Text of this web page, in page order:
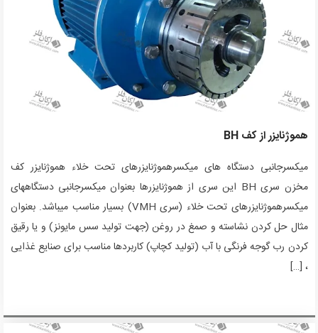
هموژنایزر از کف BH
میکسرجانبی دستگاه های میکسرهموژنایزرهای تحت خلاء هموژنایزر کف
مخزن سری BH این سری از هموژنایزرها بعنوان میکسرجانبی دستگاههای
میکسرهموژنایزرهای تحت خلاء (سری VMH) بسیار مناسب میباشد. بعنوان
مثال حل کردن نشاسته و صمغ در روغن (جهت تولید سس مایونز) و یا رقیق
کردن رب گوجه فرنگی با آب (تولید کچاپ) کاربردها مناسب برای صنایع غذایی
، […]